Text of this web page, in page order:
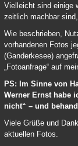
Vielleicht sind einige
zeitlich machbar
Wie beschrieben,
vorhandenen Fotos
(Ganderkesee)
„Fotoanfrage“ auf
PS: Im Sinne von
Werner Ernst habe
nicht“ – und
Viele Grüße und
aktuellen Fotos.